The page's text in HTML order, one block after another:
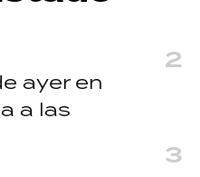
ayer en
a las